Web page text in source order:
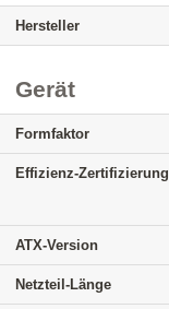
Hersteller
Gerät
Formfaktor
Effizienz-Zertifizierung
ATX-Version
Netzteil-Länge